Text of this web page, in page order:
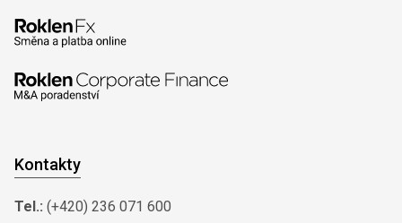
Kontakty
Tel.: (+420) 236 071 600